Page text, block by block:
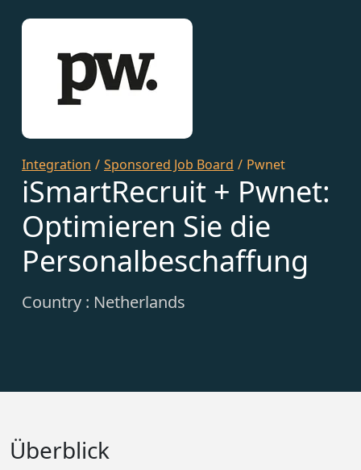
Integration / Sponsored Job Board / Pwnet
iSmartRecruit + Pwnet:
Optimieren Sie die
Personalbeschaffung
Country : Netherlands
Überblick